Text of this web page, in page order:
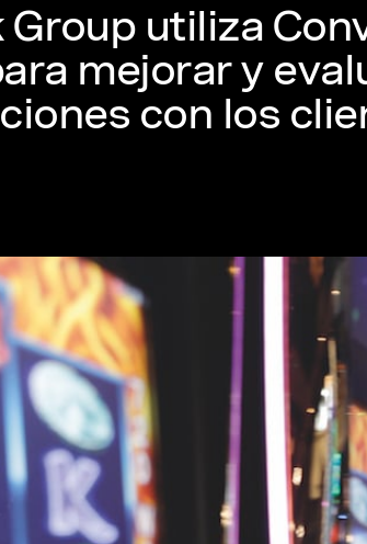
Group utiliza
mejorar y
con los